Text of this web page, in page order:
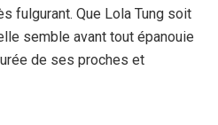
fulgurant. Que Lola Tung soit
semble avant tout épanouie
de ses proches et